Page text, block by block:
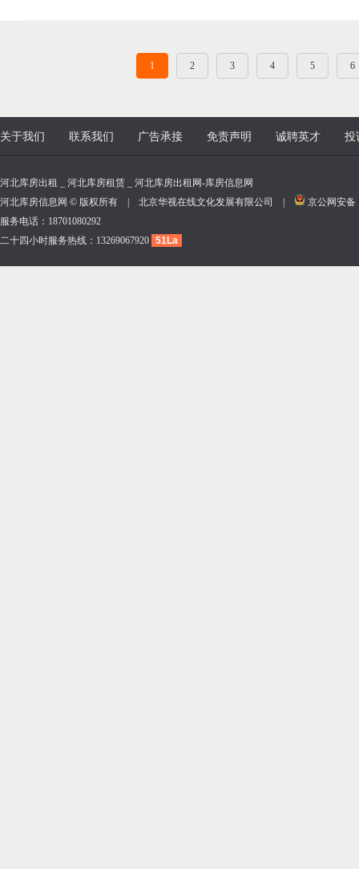
1 2 3 4 5 6
关于我们 联系我们 广告承接 免责声明 诚聘英才 投
河北库房出租 _ 河北库房租赁 _ 河北库房出租网-库房信息网
河北库房信息网 © 版权所有 | 北京华视在线文化发展有限公司 |
京公网安备
服务电话：18701080292
二十四小时服务热线：13269067920 51La